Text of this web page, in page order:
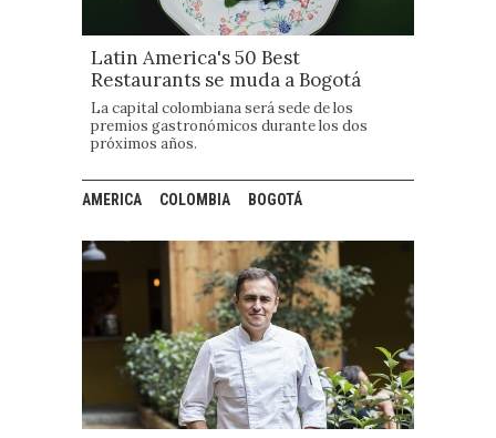
Latin America's 50 Best
Restaurants se muda a Bogotá
La capital colombiana será sede de los
premios gastronómicos durante los dos
próximos años.
AMERICA COLOMBIA BOGOTÁ